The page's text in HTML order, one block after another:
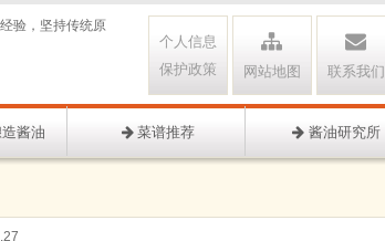
联系我们
网站地图
个人信息
保护政策
验，坚持传统原
酱油 菜谱推荐 酱油研究所